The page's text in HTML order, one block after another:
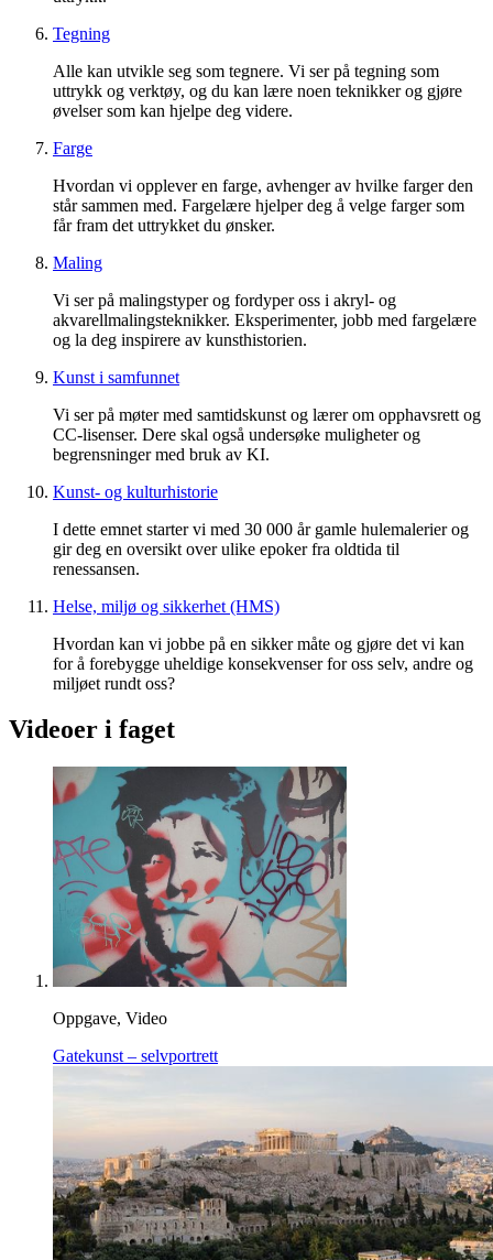
Tegning
Alle kan utvikle seg som tegnere. Vi ser på tegning som
uttrykk og verktøy, og du kan lære noen teknikker og gjøre
øvelser som kan hjelpe deg videre.
Farge
Hvordan vi opplever en farge, avhenger av hvilke farger den
står sammen med. Fargelære hjelper deg å velge farger som
får fram det uttrykket du ønsker.
Maling
Vi ser på malingstyper og fordyper oss i akryl- og
akvarellmalingsteknikker. Eksperimenter, jobb med fargelære
og la deg inspirere av kunsthistorien.
Kunst i samfunnet
Vi ser på møter med samtidskunst og lærer om opphavsrett og
CC-lisenser. Dere skal også undersøke muligheter og
begrensninger med bruk av KI.
Kunst- og kulturhistorie
I dette emnet starter vi med 30 000 år gamle hulemalerier og
gir deg en oversikt over ulike epoker fra oldtida til
renessansen.
Helse, miljø og sikkerhet (HMS)
Hvordan kan vi jobbe på en sikker måte og gjøre det vi kan
for å forebygge uheldige konsekvenser for oss selv, andre og
miljøet rundt oss?
Videoer i faget
Oppgave, Video
Gatekunst – selvportrett